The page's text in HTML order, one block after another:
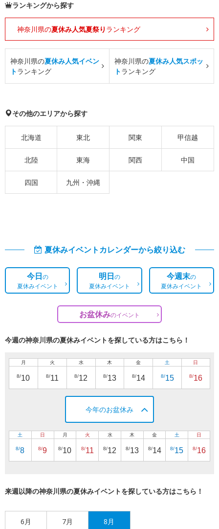
ランキングから探す
神奈川県の夏休み人気夏祭り ランキング
神奈川県の夏休み人気イベン
トランキング
神奈川県の夏休み人気スポッ
トランキング
その他のエリアから探す
北海道 東北 関東 甲信越
北陸 東海 関西 中国
四国 九州・沖縄
夏休みイベントカレンダーから絞り込む
今日の
夏休みイベント
明日の
夏休みイベント
今週末の
夏休みイベント
お盆休みのイベント
今週の神奈川県の夏休みイベントを探している方はこちら！
月
8/10
火
8/11
水
8/12
木
8/13
金
8/14
土
8/15
日
8/16
今年のお盆休み
土
8/8
日
8/9
月
8/10
火
8/11
水
8/12
木
8/13
金
8/14
土
8/15
日
8/16
来週以降の神奈川県の夏休みイベントを探している方はこちら！
6月 7月 8月